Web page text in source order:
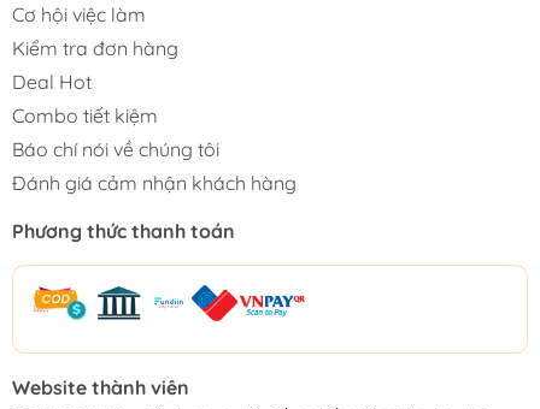
Cơ hội việc làm
Kiểm tra đơn hàng
Deal Hot
Combo tiết kiệm
Báo chí nói về chúng tôi
Đánh giá cảm nhận khách hàng
Phương thức thanh toán
Website thành viên